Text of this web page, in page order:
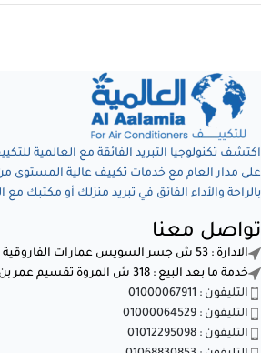
اكتشف تكنولوجيا التبريد الفائقة مع العالمية
على مدار العام مع خدمات تكييف عالية المستوى
بالراحة والأداء الفائق في تبريد منزلك أو مكتبك مع
تواصل معنا
الادارة : 53 ش جسر السويس عمارات الفاروقية ج2 شقة 106 الدور الاول
خدمة ما بعد البيع : 318 ش المروة تقسيم عمر بن الخطاب جسر السويس
التليفون : 01000067911
التليفون : 01000064529
التليفون : 01012295098